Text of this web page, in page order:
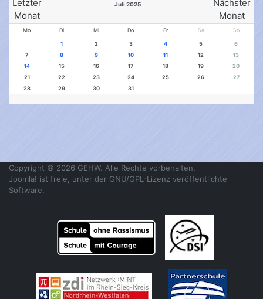
Juli 2025
Mo Di Mi Do Fr Sa So
1 2 3 4 5
6
7
8 9 10 11 12
13
14
15 16 17 18 19
20
21
22 23 24 25 26
27
28
29 30 31
Copyright © 2026 GEHW. Alle Rechte vorbehalten.
Joomla! ist freie, unter der GNU/GPL-Lizenz veröffentlichte
Software.